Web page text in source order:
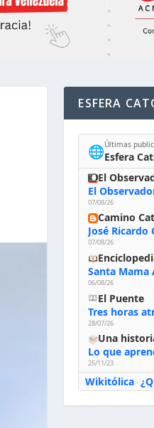
ESFERA
🌐Últimas
Esfera
El
07/08/26
Camino
07/08/26
06/08/26
El Puente
28/07/26
Una
25/11/23
Wikitólica·